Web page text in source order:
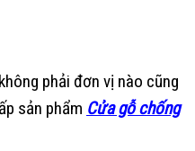
phải đơn vị nào cũng
sản phẩm Cửa gỗ chống